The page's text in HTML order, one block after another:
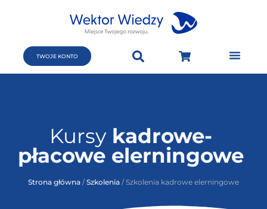
TWOJE KONTO
Kursykadrowe-
płacowe elerningowe
Strona główna /Szkolenia / Szkolenia kadrowe elerningowe